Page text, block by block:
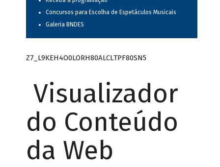
Concursos para Escolha de Espetáculos Musicais
Galeria BNDES
Z7_L9KEH4O0LORH80ALCLTPF80SN5
Visualizador
do Conteúdo
da Web